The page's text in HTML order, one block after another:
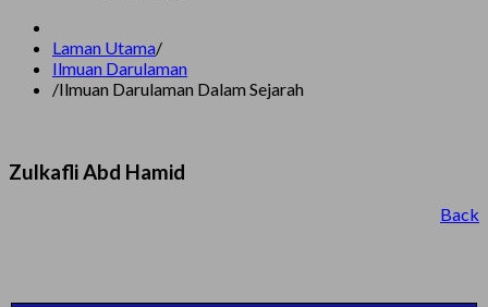
Laman Utama/
Ilmuan Darulaman
/Ilmuan Darulaman Dalam Sejarah
Zulkafli Abd Hamid
Back